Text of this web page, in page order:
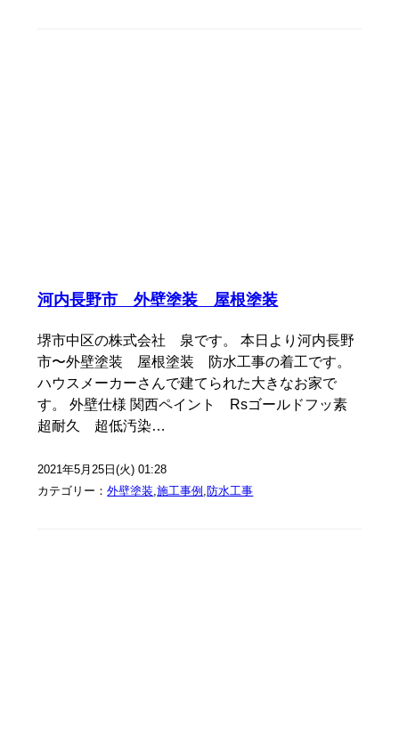
河内長野市 外壁塗装 屋根塗装
堺市中区の株式会社 泉です。 本日より河内長野
市〜外壁塗装 屋根塗装 防水工事の着工です。
ハウスメーカーさんで建てられた大きなお家で
す。 外壁仕様 関西ペイント Rsゴールドフッ素
超耐久 超低汚染…
2021年5月25日(火) 01:28
カテゴリー：外壁塗装,施工事例 ,防水工事